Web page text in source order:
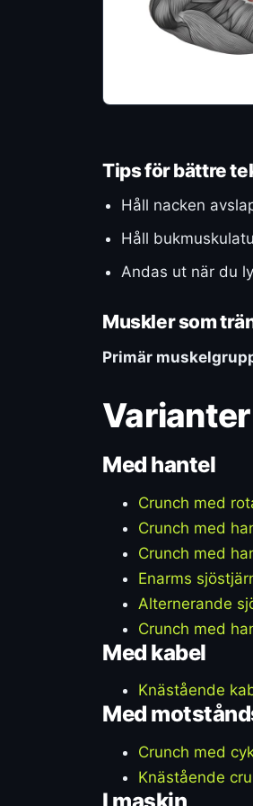
Tips för bättre
Håll nacken
Håll
Andas ut när du
Muskler som
Primär
Med hantel
Crunch med
Crunch med
Crunch med
Enarms
Alternerande
Crunch med
Med kabel
Knästående
Med
Crunch med
Knästående
I maskin